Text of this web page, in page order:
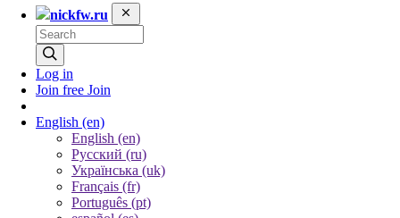
nickfw.ru
Log in
Join free Join
English (en)
English (en)
Русский (ru)
Українська (uk)
Français (fr)
Português (pt)